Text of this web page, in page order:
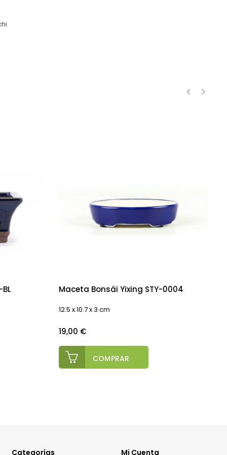
Maceta Bonsái Yixing STY-0004
12.5 x 10.7 x 3 cm
Precio
19,00 €
COMPRAR
Categorías Mi Cuenta